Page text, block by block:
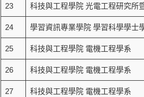
23 科技與工程學院 光電工程研究所
24 學習資訊專業學院 學習科學學士
25 科技與工程學院 電機工程學系
26 科技與工程學院 電機工程學系
27 科技與工程學院 電機工程學系